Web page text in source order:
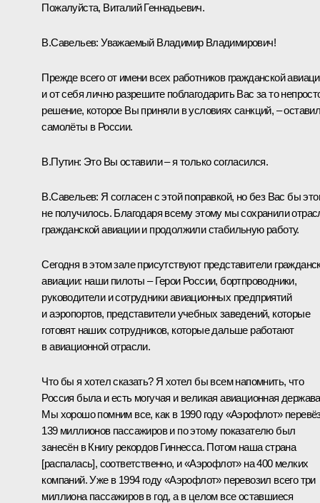
Пожалуйста, Виталий Геннадьевич.
В.Савельев: Уважаемый Владимир Владимирович!
Прежде всего от имени всех работников гражданской
и от себя лично разрешите поблагодарить Вас за то
решение, которое Вы приняли в условиях санкций, –
самолёты в России.
В.Путин: Это Вы оставили – я только согласился.
В.Савельев: Я согласен с этой поправкой, но без Вас бы
не получилось. Благодаря всему этому мы сохранили
гражданской авиации и продолжили стабильную работу.
Сегодня в этом зале присутствуют представители
авиации: наши пилоты – Герои России, бортпроводники,
руководители и сотрудники авиационных предприятий
и аэропортов, представители учебных заведений, которые
готовят наших сотрудников, которые дальше работают
в авиационной отрасли.
Что бы я хотел сказать? Я хотел бы всем напомнить, что
Россия была и есть могучая и великая авиационная
Мы хорошо помним все, как в 1990 году «Аэрофлот»
139 миллионов пассажиров и по этому показателю был
занесён в Книгу рекордов Гиннесса. Потом наша страна
[распалась], соответственно, и «Аэрофлот» на 400 мелких
компаний. Уже в 1994 году «Аэрофлот» перевозил всего три
миллиона пассажиров в год, а в целом все оставшиеся